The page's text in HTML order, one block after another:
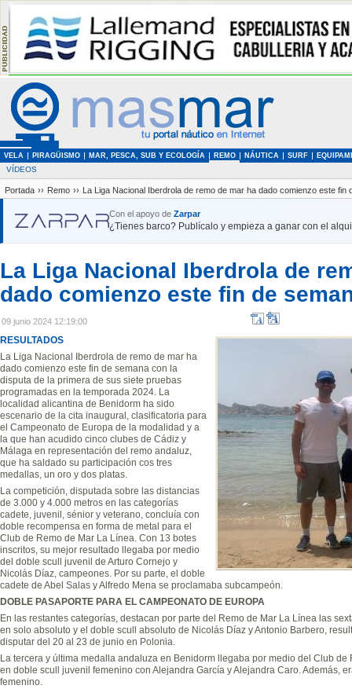
VELA PIRAGÜISMO MAR, PESCA, SUB Y ECOLOGÍA REMO NÁUTICA SURF
VÍDEOS
Portada ›› Remo ›› La Liga Nacional Iberdrola de remo de mar ha dado comienzo este fin
Con el apoyo de Zarpar
¿Tienes barco? Publícalo y empieza a ganar con el
La Liga Nacional Iberdrola de
dado comienzo este fin de
09 junio 2024 12:19:00
RESULTADOS
La Liga Nacional Iberdrola de remo de mar ha
dado comienzo este fin de semana con la
disputa de la primera de sus siete pruebas
programadas en la temporada 2024. La
localidad alicantina de Benidorm ha sido
escenario de la cita inaugural, clasificatoria para
el Campeonato de Europa de la modalidad y a
la que han acudido cinco clubes de Cádiz y
Málaga en representación del remo andaluz,
que ha saldado su participación cos tres
medallas, un oro y dos platas.
La competición, disputada sobre las distancias
de 3.000 y 4.000 metros en las categorías
cadete, juvenil, sénior y veterano, concluía con
doble recompensa en forma de metal para el
Club de Remo de Mar La Línea. Con 13 botes
inscritos, su mejor resultado llegaba por medio
del doble scull juvenil de Arturo Cornejo y
Nicolás Díaz, campeones. Por su parte, el doble
cadete de Abel Salas y Alfredo Mena se proclamaba subcampeón.
DOBLE PASAPORTE PARA EL CAMPEONATO DE EUROPA
En las restantes categorías, destacan por parte del Remo de Mar La Línea las
en solo absoluto y el doble scull absoluto de Nicolás Díaz y Antonio Barbero,
disputar del 20 al 23 de junio en Polonia.
La tercera y última medalla andaluza en Benidorm llegaba por medio del Club
en doble scull juvenil femenino con Alejandra García y Alejandra Caro. Además,
femenino.